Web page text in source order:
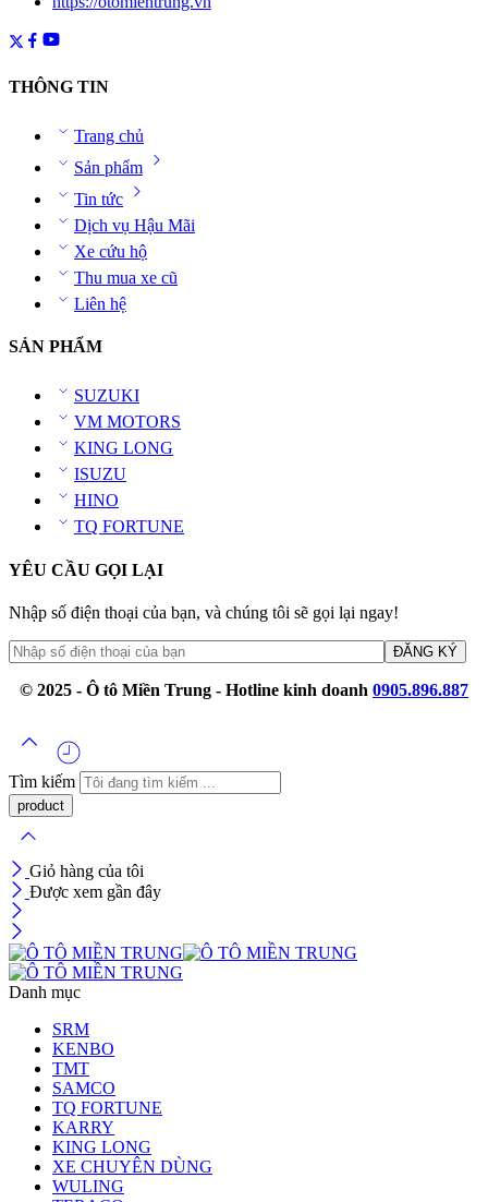
THÔNG TIN
Trang chủ
Sản phẩm
Tin tức
Dịch vụ Hậu Mãi
Xe cứu hộ
Thu mua xe cũ
Liên hệ
SẢN PHẨM
SUZUKI
VM MOTORS
KING LONG
ISUZU
HINO
TQ FORTUNE
YÊU CẦU GỌI LẠI
Nhập số điện thoại của bạn, và chúng tôi sẽ gọi lại ngay!
© 2025 - Ô tô Miền Trung - Hotline kinh doanh 0905.896.887
Tìm kiếm
Giỏ hàng của tôi
Được xem gần đây
Danh mục
SRM
KENBO
TMT
SAMCO
TQ FORTUNE
KARRY
KING LONG
XE CHUYÊN DÙNG
WULING